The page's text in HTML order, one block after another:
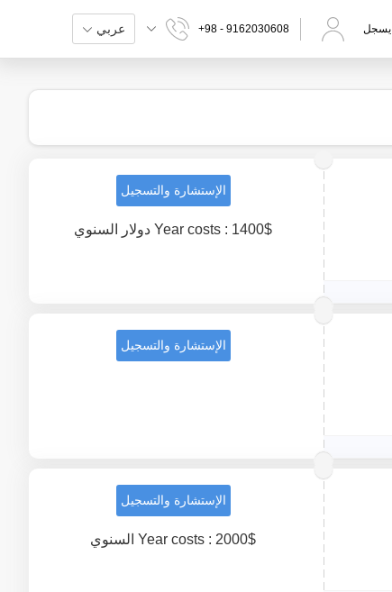
يسجل +98 - 9162030608 عربي
الإستشارة والتسجيل
Year costs : 1400$ دولار السنوي
الإستشارة والتسجيل
الإستشارة والتسجيل
Year costs : 2000$ السنوي